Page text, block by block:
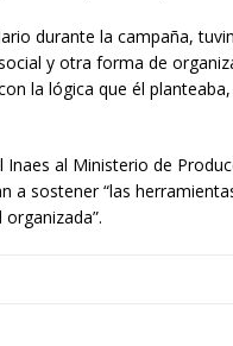
durante la campaña,
y otra forma de
la lógica que él
al Ministerio de
a sostener “las